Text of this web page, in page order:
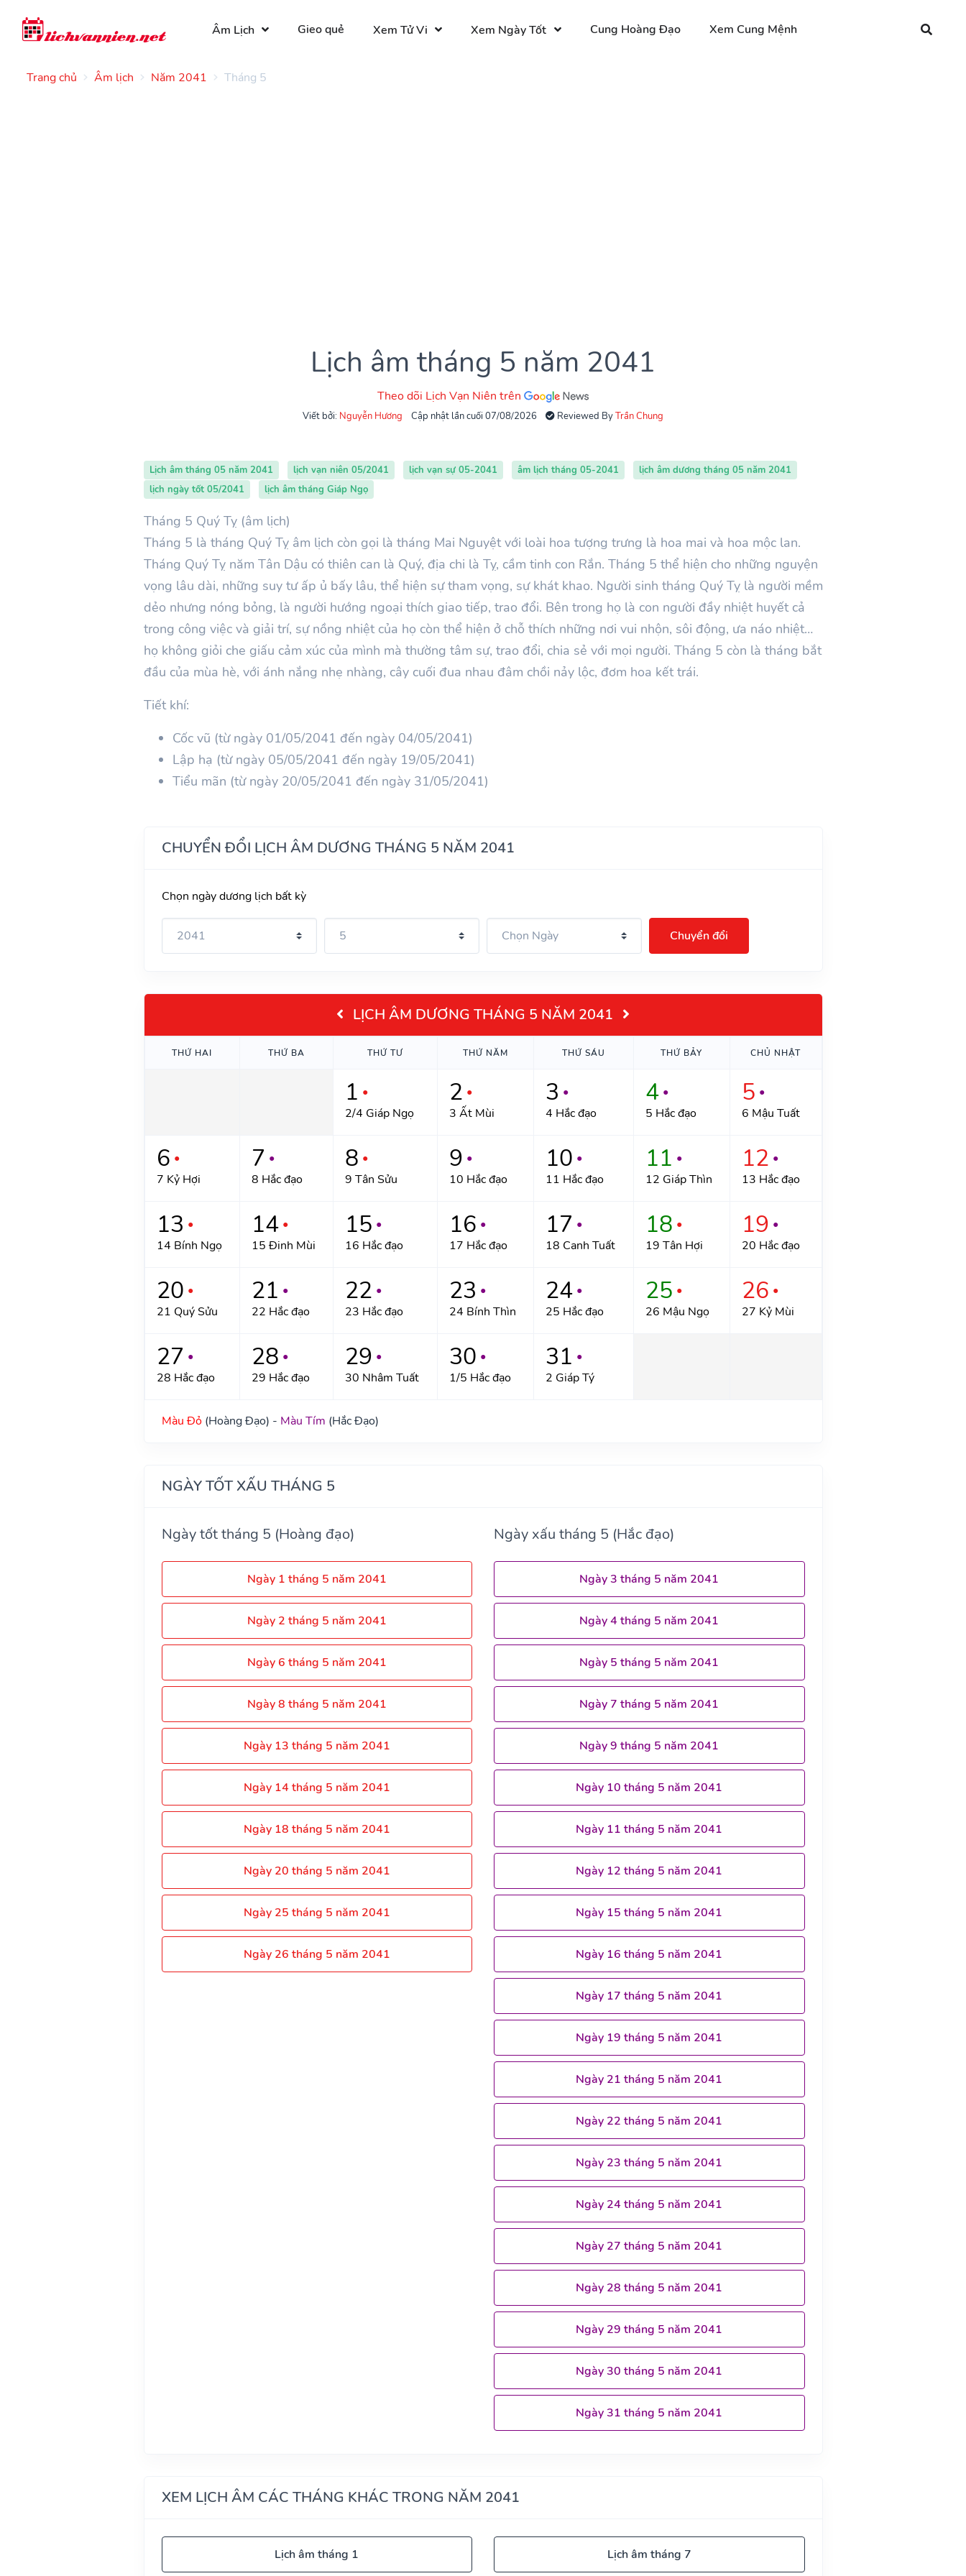
Âm Lịch Gieo quẻ Xem Tử Vi Xem Ngày Tốt Cung Hoàng Đạo Xem Cung Mệnh
Trang chủ Âm lịch Năm 2041 Tháng 5
Lịch âm tháng 5 năm 2041
Theo dõi Lịch Vạn Niên trên
Viết bởi: Nguyễn Hương Cập nhật lần cuối 07/08/2026 Reviewed ByTrần Chung
Lịch âm tháng 05 năm 2041 lịch vạn niên 05/2041 lịch vạn sự 05-2041 âm lịch tháng 05-2041
lịch âm dương tháng 05 năm 2041
lịch ngày tốt 05/2041
lịch âm tháng Giáp Ngọ
Tháng 5 Quý Tỵ (âm lịch)
Tháng 5 là tháng Quý Tỵ âm lịch còn gọi là tháng Mai Nguyệt với loài hoa tượng trưng là hoa mai và hoa mộc lan.
Tháng Quý Tỵ năm Tân Dậu có thiên can là Quý, địa chi là Tỵ, cầm tinh con Rắn. Tháng 5 thể hiện cho những nguyện
vọng lâu dài, những suy tư ấp ủ bấy lâu, thể hiện sự tham vọng, sự khát khao. Người sinh tháng Quý Tỵ là người mềm
dẻo nhưng nóng bỏng, là người hướng ngoại thích giao tiếp, trao đổi. Bên trong họ là con người đầy nhiệt huyết cả
trong công việc và giải trí, sự nồng nhiệt của họ còn thể hiện ở chỗ thích những nơi vui nhộn, sôi động, ưa náo nhiệt…
họ không giỏi che giấu cảm xúc của mình mà thường tâm sự, trao đổi, chia sẻ với mọi người. Tháng 5 còn là tháng bắt
đầu của mùa hè, với ánh nắng nhẹ nhàng, cây cuối đua nhau đâm chồi nảy lộc, đơm hoa kết trái.
Tiết khí:
Cốc vũ (từ ngày 01/05/2041 đến ngày 04/05/2041)
Lập hạ (từ ngày 05/05/2041 đến ngày 19/05/2041)
Tiểu mãn (từ ngày 20/05/2041 đến ngày 31/05/2041)
CHUYỂN ĐỔI LỊCH ÂM DƯƠNG THÁNG 5 NĂM 2041
Chọn ngày dương lịch bất kỳ
Chuyển đổi
LỊCH ÂM DƯƠNG THÁNG 5 NĂM 2041
THỨ HAI THỨ BA THỨ TƯ THỨ NĂM THỨ SÁU THỨ BẢY CHỦ NHẬT
1 ●
2/4 Giáp Ngọ
2 ●
3 Ất Mùi
3 ●
4 Hắc đạo
4 ●
5 Hắc đạo
5 ●
6 Mậu Tuất
6 ●
7 Kỷ Hợi
7 ●
8 Hắc đạo
8 ●
9 Tân Sửu
9 ●
10 Hắc đạo
10 ●
11 Hắc đạo
11 ●
12 Giáp Thìn
12 ●
13 Hắc đạo
13 ●
14 Bính Ngọ
14 ●
15 Đinh Mùi
15 ●
16 Hắc đạo
16 ●
17 Hắc đạo
17 ●
18 Canh Tuất
18 ●
19 Tân Hợi
19 ●
20 Hắc đạo
20 ●
21 Quý Sửu
21 ●
22 Hắc đạo
22 ●
23 Hắc đạo
23 ●
24 Bính Thìn
24 ●
25 Hắc đạo
25 ●
26 Mậu Ngọ
26 ●
27 Kỷ Mùi
27 ●
28 Hắc đạo
28 ●
29 Hắc đạo
29 ●
30 Nhâm Tuất
30 ●
1/5 Hắc đạo
31 ●
2 Giáp Tý
Màu Đỏ(Hoàng Đạo) - Màu Tím (Hắc Đạo)
NGÀY TỐT XẤU THÁNG 5
Ngày tốt tháng 5 (Hoàng đạo)
Ngày 1 tháng 5 năm 2041
Ngày 2 tháng 5 năm 2041
Ngày 6 tháng 5 năm 2041
Ngày 8 tháng 5 năm 2041
Ngày 13 tháng 5 năm 2041
Ngày 14 tháng 5 năm 2041
Ngày 18 tháng 5 năm 2041
Ngày 20 tháng 5 năm 2041
Ngày 25 tháng 5 năm 2041
Ngày 26 tháng 5 năm 2041
Ngày xấu tháng 5 (Hắc đạo)
Ngày 3 tháng 5 năm 2041
Ngày 4 tháng 5 năm 2041
Ngày 5 tháng 5 năm 2041
Ngày 7 tháng 5 năm 2041
Ngày 9 tháng 5 năm 2041
Ngày 10 tháng 5 năm 2041
Ngày 11 tháng 5 năm 2041
Ngày 12 tháng 5 năm 2041
Ngày 15 tháng 5 năm 2041
Ngày 16 tháng 5 năm 2041
Ngày 17 tháng 5 năm 2041
Ngày 19 tháng 5 năm 2041
Ngày 21 tháng 5 năm 2041
Ngày 22 tháng 5 năm 2041
Ngày 23 tháng 5 năm 2041
Ngày 24 tháng 5 năm 2041
Ngày 27 tháng 5 năm 2041
Ngày 28 tháng 5 năm 2041
Ngày 29 tháng 5 năm 2041
Ngày 30 tháng 5 năm 2041
Ngày 31 tháng 5 năm 2041
XEM LỊCH ÂM CÁC THÁNG KHÁC TRONG NĂM 2041
Lịch âm tháng 1 Lịch âm tháng 7